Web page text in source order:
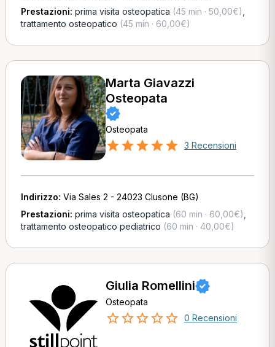
Prestazioni: prima visita osteopatica (45 min · 50,00€)
trattamento osteopatico (45 min · 60,00€)
Marta Giavazzi
Osteopata
Osteopata
3 Recensioni
Indirizzo: Via Sales 2 - 24023 Clusone (BG)
Prestazioni: prima visita osteopatica (60 min · 60,00€)
trattamento osteopatico pediatrico (60 min · 40,00€)
Giulia Romellini
Osteopata
0 Recensioni